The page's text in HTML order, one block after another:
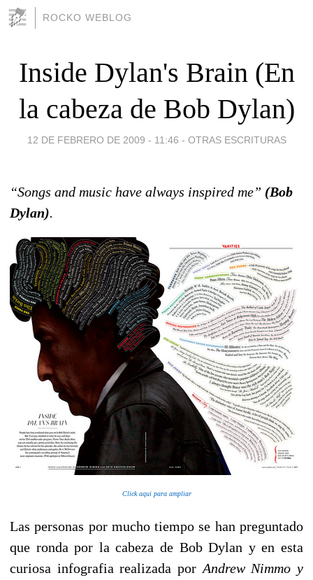
ROCKO WEBLOG
Inside Dylan's Brain (En
la cabeza de Bob Dylan)
12 DE FEBRERO DE 2009 - 11:46 - OTRAS ESCRITURAS
“Songs and music have always inspired me” (Bob
Dylan).
Click aqui para ampliar
Las personas por mucho tiempo se han preguntado
que ronda por la cabeza de Bob Dylan y en esta
curiosa infografia realizada por Andrew Nimmo y